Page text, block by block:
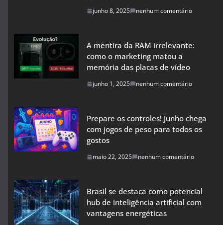
junho 8, 2025 nenhum comentário
A mentira da RAM irrelevante:
como o marketing matou a
memória das placas de vídeo
junho 1, 2025 nenhum comentário
Prepare os controles! Junho chega
com jogos de peso para todos os
gostos
maio 22, 2025 nenhum comentário
Brasil se destaca como potencial
hub de inteligência artificial com
vantagens energéticas